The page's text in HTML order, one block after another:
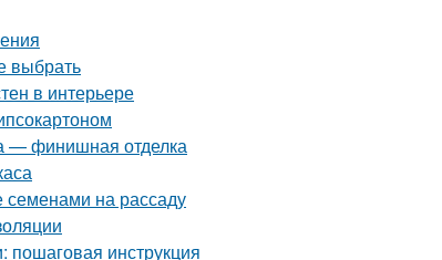
выбрать
в интерьере
— финишная отделка
семенами на рассаду
пошаговая инструкция